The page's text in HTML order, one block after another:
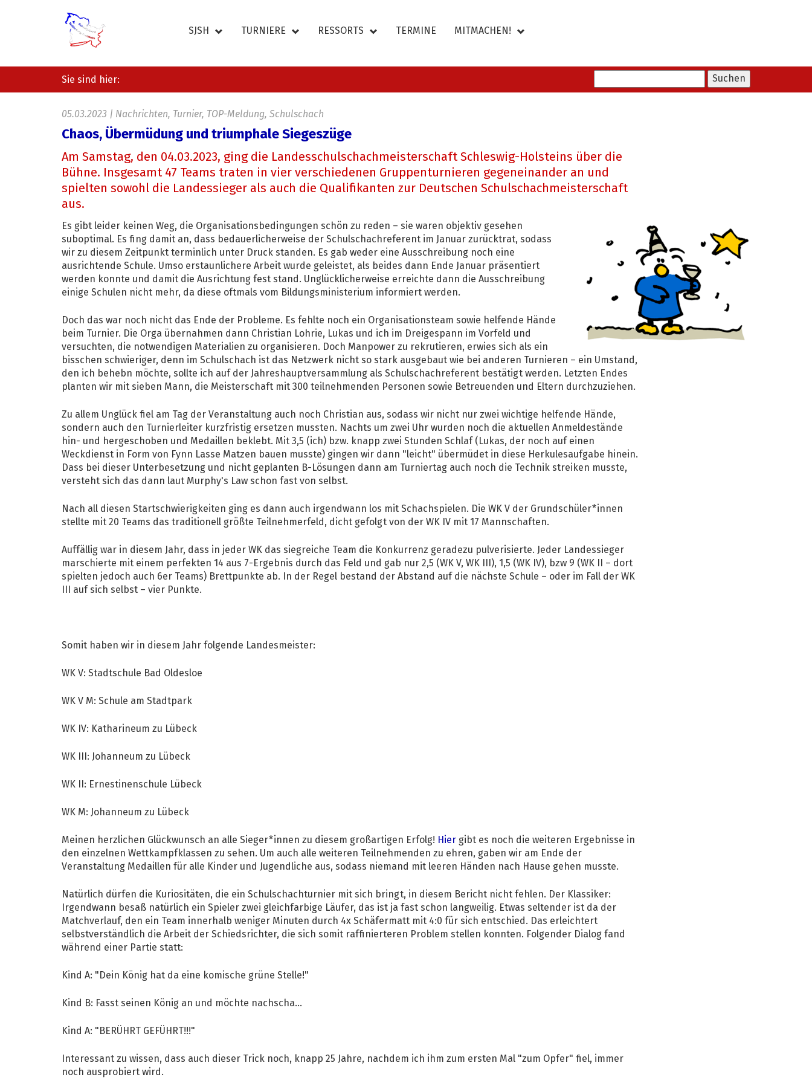
SJSH TURNIERE RESSORTS TERMINE MITMACHEN!
Sie sind hier:
05.03.2023 | Nachrichten, Turnier, TOP-Meldung, Schulschach
Chaos, Übermüdung und triumphale Siegeszüge
Am Samstag, den 04.03.2023, ging die Landesschulschachmeisterschaft Schleswig-Holsteins über die
Bühne. Insgesamt 47 Teams traten in vier verschiedenen Gruppenturnieren gegeneinander an und
spielten sowohl die Landessieger als auch die Qualifikanten zur Deutschen Schulschachmeisterschaft
aus.
Es gibt leider keinen Weg, die Organisationsbedingungen schön zu reden – sie waren objektiv gesehen
suboptimal. Es fing damit an, dass bedauerlicherweise der Schulschachreferent im Januar zurücktrat, sodass
wir zu diesem Zeitpunkt terminlich unter Druck standen. Es gab weder eine Ausschreibung noch eine
ausrichtende Schule. Umso erstaunlichere Arbeit wurde geleistet, als beides dann Ende Januar präsentiert
werden konnte und damit die Ausrichtung fest stand. Unglücklicherweise erreichte dann die Ausschreibung
einige Schulen nicht mehr, da diese oftmals vom Bildungsministerium informiert werden.
Doch das war noch nicht das Ende der Probleme. Es fehlte noch ein Organisationsteam sowie helfende Hände
beim Turnier. Die Orga übernahmen dann Christian Lohrie, Lukas und ich im Dreigespann im Vorfeld und
versuchten, die notwendigen Materialien zu organisieren. Doch Manpower zu rekrutieren, erwies sich als ein
bisschen schwieriger, denn im Schulschach ist das Netzwerk nicht so stark ausgebaut wie bei anderen Turnieren – ein Umstand,
den ich behebn möchte, sollte ich auf der Jahreshauptversammlung als Schulschachreferent bestätigt werden. Letzten Endes
planten wir mit sieben Mann, die Meisterschaft mit 300 teilnehmenden Personen sowie Betreuenden und Eltern durchzuziehen.
Zu allem Unglück fiel am Tag der Veranstaltung auch noch Christian aus, sodass wir nicht nur zwei wichtige helfende Hände,
sondern auch den Turnierleiter kurzfristig ersetzen mussten. Nachts um zwei Uhr wurden noch die aktuellen Anmeldestände
hin- und hergeschoben und Medaillen beklebt. Mit 3,5 (ich) bzw. knapp zwei Stunden Schlaf (Lukas, der noch auf einen
Weckdienst in Form von Fynn Lasse Matzen bauen musste) gingen wir dann "leicht" übermüdet in diese Herkulesaufgabe hinein.
Dass bei dieser Unterbesetzung und nicht geplanten B-Lösungen dann am Turniertag auch noch die Technik streiken musste,
versteht sich das dann laut Murphy's Law schon fast von selbst.
Nach all diesen Startschwierigkeiten ging es dann auch irgendwann los mit Schachspielen. Die WK V der Grundschüler*innen
stellte mit 20 Teams das traditionell größte Teilnehmerfeld, dicht gefolgt von der WK IV mit 17 Mannschaften.
Auffällig war in diesem Jahr, dass in jeder WK das siegreiche Team die Konkurrenz geradezu pulverisierte. Jeder Landessieger
marschierte mit einem perfekten 14 aus 7-Ergebnis durch das Feld und gab nur 2,5 (WK V, WK III), 1,5 (WK IV), bzw 9 (WK II – dort
spielten jedoch auch 6er Teams) Brettpunkte ab. In der Regel bestand der Abstand auf die nächste Schule – oder im Fall der WK
III auf sich selbst – vier Punkte.
Somit haben wir in diesem Jahr folgende Landesmeister:
WK V: Stadtschule Bad Oldesloe
WK V M: Schule am Stadtpark
WK IV: Katharineum zu Lübeck
WK III: Johanneum zu Lübeck
WK II: Ernestinenschule Lübeck
WK M: Johanneum zu Lübeck
Meinen herzlichen Glückwunsch an alle Sieger*innen zu diesem großartigen Erfolg! Hier gibt es noch die weiteren Ergebnisse in
den einzelnen Wettkampfklassen zu sehen. Um auch alle weiteren Teilnehmenden zu ehren, gaben wir am Ende der
Veranstaltung Medaillen für alle Kinder und Jugendliche aus, sodass niemand mit leeren Händen nach Hause gehen musste.
Natürlich dürfen die Kuriositäten, die ein Schulschachturnier mit sich bringt, in diesem Bericht nicht fehlen. Der Klassiker:
Irgendwann besaß natürlich ein Spieler zwei gleichfarbige Läufer, das ist ja fast schon langweilig. Etwas seltender ist da der
Matchverlauf, den ein Team innerhalb weniger Minuten durch 4x Schäfermatt mit 4:0 für sich entschied. Das erleichtert
selbstverständlich die Arbeit der Schiedsrichter, die sich somit raffinierteren Problem stellen konnten. Folgender Dialog fand
während einer Partie statt:
Kind A: "Dein König hat da eine komische grüne Stelle!"
Kind B: Fasst seinen König an und möchte nachscha...
Kind A: "BERÜHRT GEFÜHRT!!!"
Interessant zu wissen, dass auch dieser Trick noch, knapp 25 Jahre, nachdem ich ihm zum ersten Mal "zum Opfer" fiel, immer
noch ausprobiert wird.